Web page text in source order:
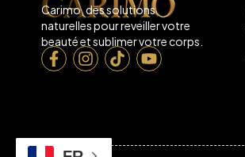
Carimo, des solutions
naturelles pour reveiller votre
beauté et sublimer votre corps.